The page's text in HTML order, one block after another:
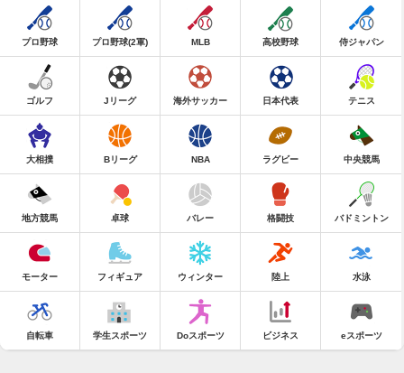
プロ野球 プロ野球(2軍) MLB 高校野球 侍ジャパン
ゴルフ Jリーグ 海外サッカー 日本代表 テニス
大相撲 Bリーグ NBA ラグビー 中央競馬
地方競馬 卓球 バレー 格闘技 バドミントン
モーター フィギュア ウィンター 陸上 水泳
自転車 学生スポーツ Doスポーツ ビジネス eスポーツ